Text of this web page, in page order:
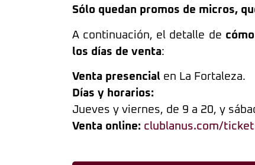
Sólo quedan promos de micros,
A continuación, el detalle de
los días de venta:
Venta presencial en La Fortaleza.
Días y horarios:
Jueves y viernes, de 9 a 20, y
Venta online: clublanus.com/